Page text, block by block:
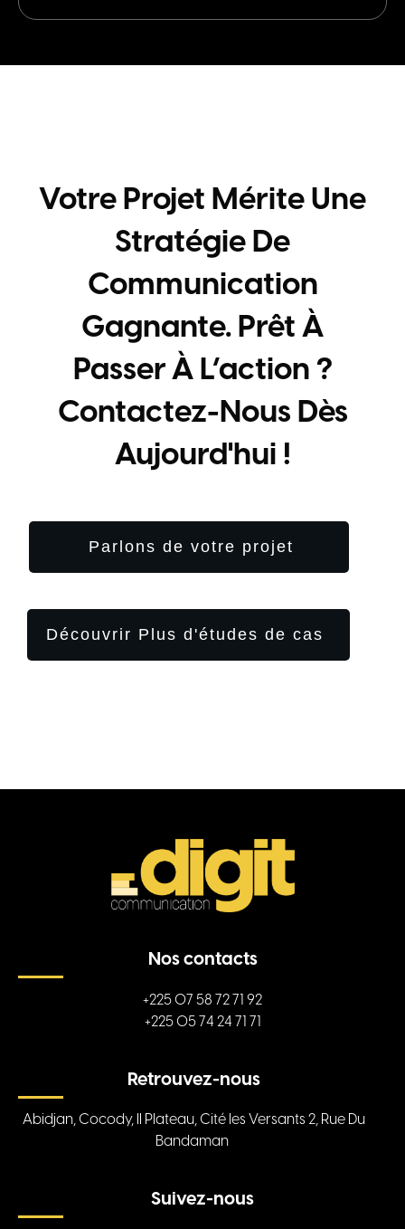
Votre Projet Mérite Une
Stratégie De
Communication
Gagnante. Prêt À
Passer À L’action ?
Contactez-Nous Dès
Aujourd'hui !
Parlons de votre projet
Découvrir Plus d'études de cas
Nos contacts
+225 07 58 72 71 92
+225 05 74 24 71 71
Retrouvez-nous
Abidjan, Cocody, II Plateau, Cité les Versants 2, Rue Du
Bandaman
Suivez-nous